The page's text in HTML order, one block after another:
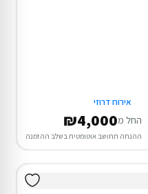
אירוח דרוזי
החל מ₪4,000
ההנחה תחושב אוטומטית בשלב ההזמנה